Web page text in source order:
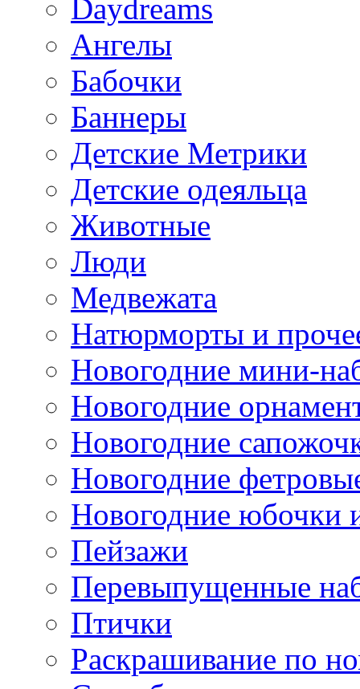
Daydreams
Ангелы
Бабочки
Баннеры
Детские Метрики
Детские одеяльца
Животные
Люди
Медвежата
Натюрморты и
Новогодние мини-
Новогодние
Новогодние
Новогодние
Новогодние юбочки
Пейзажи
Перевыпущенные
Птички
Раскрашивание по